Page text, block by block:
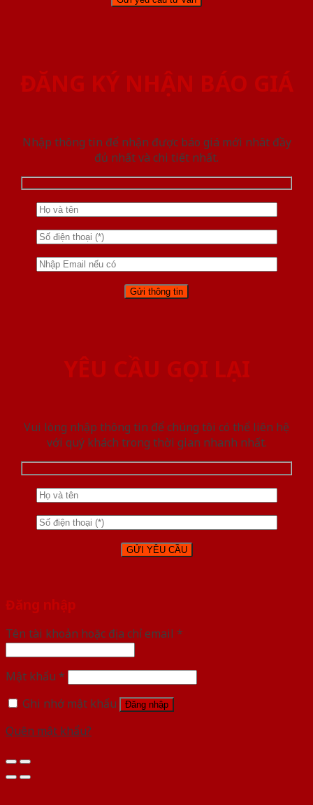
ĐĂNG KÝ NHẬN BÁO GIÁ
Nhập thông tin để nhận được báo giá mới nhât đầy
đủ nhất và chi tiết nhất.
YÊU CẦU GỌI LẠI
Vui lòng nhập thông tin để chúng tôi có thể liên hệ
với quý khách trong thời gian nhanh nhất.
Đăng nhập
Tên tài khoản hoặc địa chỉ email *
Mật khẩu *
Ghi nhớ mật khẩu
Đăng nhập
Quên mật khẩu?